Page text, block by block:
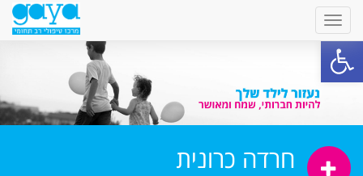
פתח סרגל נגישות
חרדה כרונית